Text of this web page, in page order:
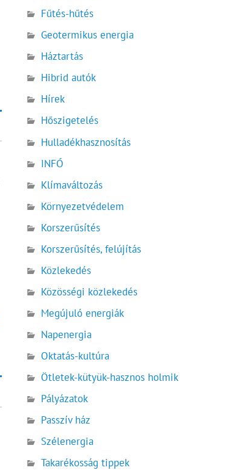
Fűtés-hűtés
Geotermikus energia
Háztartás
Hibrid autók
Hírek
Hőszigetelés
Hulladékhasznosítás
INFÓ
Klímaváltozás
Környezetvédelem
Korszerűsítés
Korszerűsítés, felújítás
Közlekedés
Közösségi közlekedés
Megújuló energiák
Napenergia
Oktatás-kultúra
Ötletek-kütyük-hasznos holmik
Pályázatok
Passzív ház
Szélenergia
Takarékosság tippek